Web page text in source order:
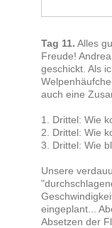
Tag 11. Alles
Freude!
geschickt. Als
auch eine
1. Drittel: Wie
2. Drittel: Wie
3. Drittel: Wie
Unsere
eingeplant...
Absetzen der